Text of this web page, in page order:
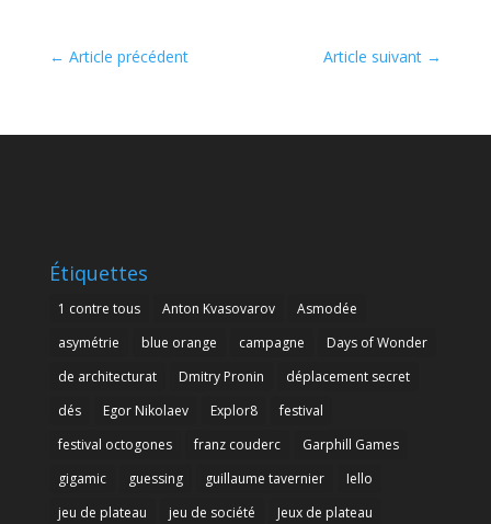
← Article précédent Article suivant →
Étiquettes
1 contre tous Anton Kvasovarov
Asmodée
asymétrie
blue orange campagne
Days of Wonder
de architecturat
Dmitry Pronin
déplacement secret
dés
Egor Nikolaev Explor8
festival
festival octogones
franz couderc
Garphill Games
gigamic
guessing guillaume tavernier
Iello
jeu de plateau
jeu de société
Jeux de plateau